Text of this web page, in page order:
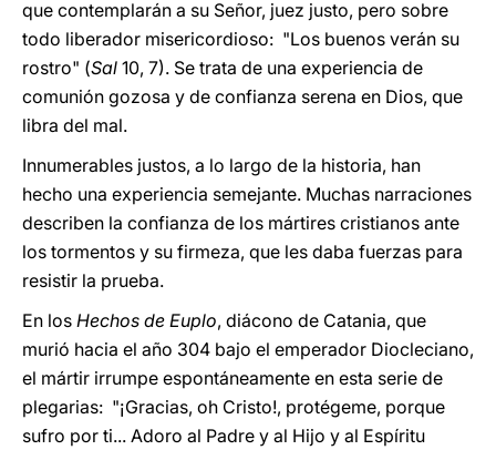
que contemplarán a su Señor, juez justo, pero sobre
todo liberador misericordioso: "Los buenos verán su
rostro" (Sal 10, 7). Se trata de una experiencia de
comunión gozosa y de confianza serena en Dios, que
libra del mal.
Innumerables justos, a lo largo de la historia, han
hecho una experiencia semejante. Muchas narraciones
describen la confianza de los mártires cristianos ante
los tormentos y su firmeza, que les daba fuerzas para
resistir la prueba.
En los Hechos de Euplo, diácono de Catania, que
murió hacia el año 304 bajo el emperador Diocleciano,
el mártir irrumpe espontáneamente en esta serie de
plegarias: "¡Gracias, oh Cristo!, protégeme, porque
sufro por ti... Adoro al Padre y al Hijo y al Espíritu